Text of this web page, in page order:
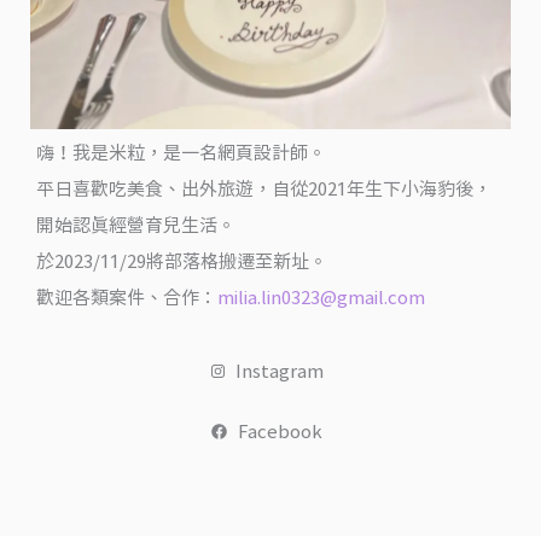
街
X
餅
家
X
海
嗨！我是米粒，是一名網頁設計師。
平日喜歡吃美食、出外旅遊，自從2021年生下小海豹後，
開始認真經營育兒生活。
於2023/11/29將部落格搬遷至新址。
歡迎各類案件、合作： milia.lin0323@gmail.com
Instagram
Facebook